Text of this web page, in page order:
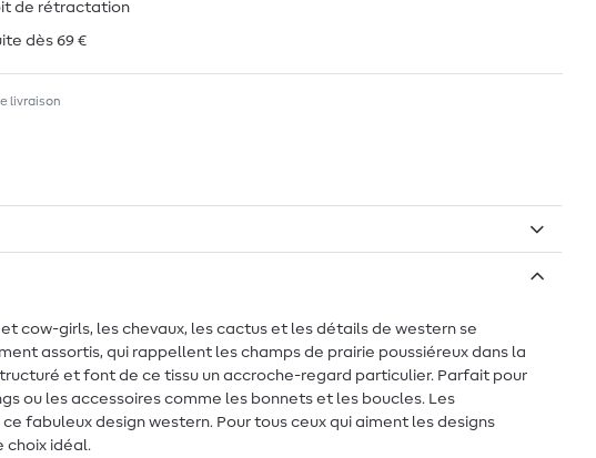
de rétractation
dès 69 €
livraison
cow-girls, les chevaux, les cactus et les détails de western se
assortis, qui rappellent les champs de prairie poussiéreux dans la
et font de ce tissu un accroche-regard particulier. Parfait pour
ou les accessoires comme les bonnets et les boucles. Les
fabuleux design western. Pour tous ceux qui aiment les designs
choix idéal.